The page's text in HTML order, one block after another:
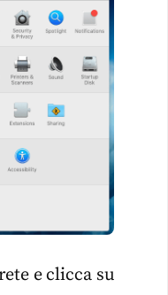
e clicca su